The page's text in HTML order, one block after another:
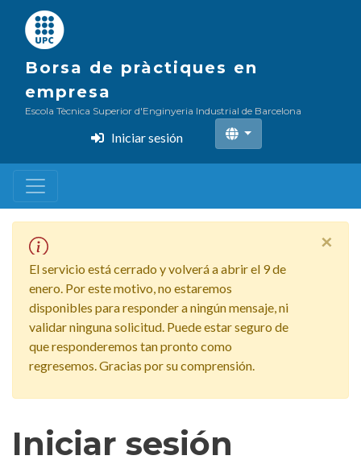
principal
Borsa de pràctiques en
empresa
Escola Tècnica Superior d'Enginyeria Industrial de Barcelona
Iniciar sesión
×
El servicio está cerrado y volverá a abrir el 9 de
enero. Por este motivo, no estaremos
disponibles para responder a ningún mensaje, ni
validar ninguna solicitud. Puede estar seguro de
que responderemos tan pronto como
regresemos. Gracias por su comprensión.
Iniciar sesión